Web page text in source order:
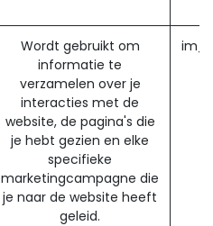
Wordt gebruikt om
informatie te
verzamelen over je
interacties met de
website, de pagina's die
je hebt gezien en elke
specifieke
marketingcampagne die
je naar de website heeft
geleid.